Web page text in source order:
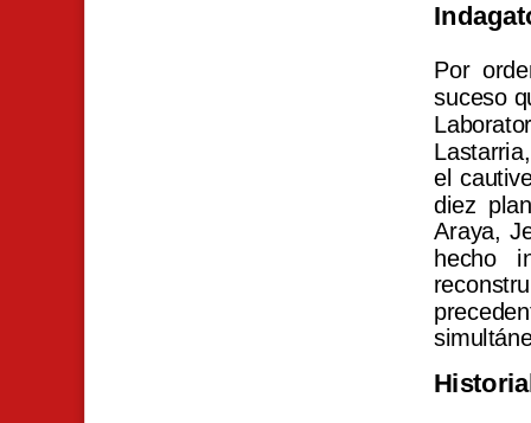
Por
suceso
el
diez
Araya,
hecho